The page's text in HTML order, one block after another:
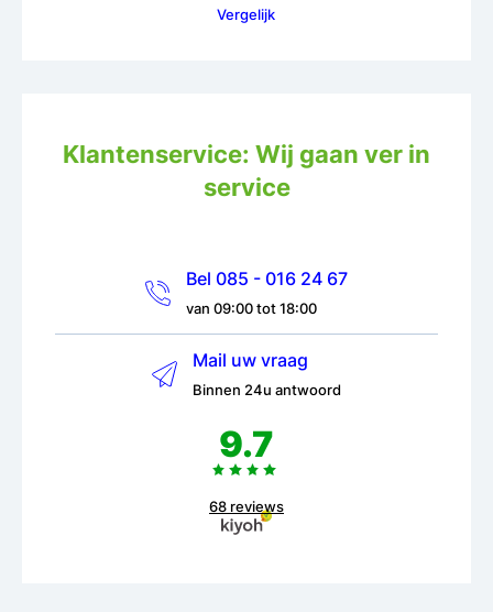
Vergelijk
Klantenservice: Wij gaan ver in
service
Bel 085 - 016 24 67
van 09:00 tot 18:00
Mail uw vraag
Binnen 24u antwoord
9.7
68 reviews